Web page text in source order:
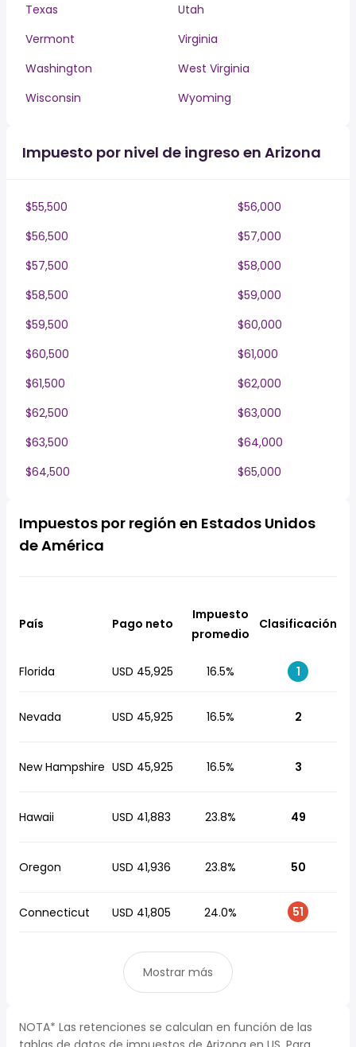
Texas
Utah
Vermont
Virginia
Washington
West Virginia
Wisconsin
Wyoming
Impuesto por nivel de ingreso en Arizona
$55,500
$56,000
$56,500
$57,000
$57,500
$58,000
$58,500
$59,000
$59,500
$60,000
$60,500
$61,000
$61,500
$62,000
$62,500
$63,000
$63,500
$64,000
$64,500
$65,000
Impuestos por región en Estados Unidos
de América
País Pago neto
Impuesto
promedio
Clasificación
Florida USD 45,925 16.5% 1
Nevada USD 45,925 16.5% 2
New Hampshire USD 45,925 16.5% 3
Hawaii USD 41,883 23.8% 49
Oregon USD 41,936 23.8% 50
Connecticut USD 41,805 24.0% 51
Mostrar más
NOTA* Las retenciones se calculan en función de las